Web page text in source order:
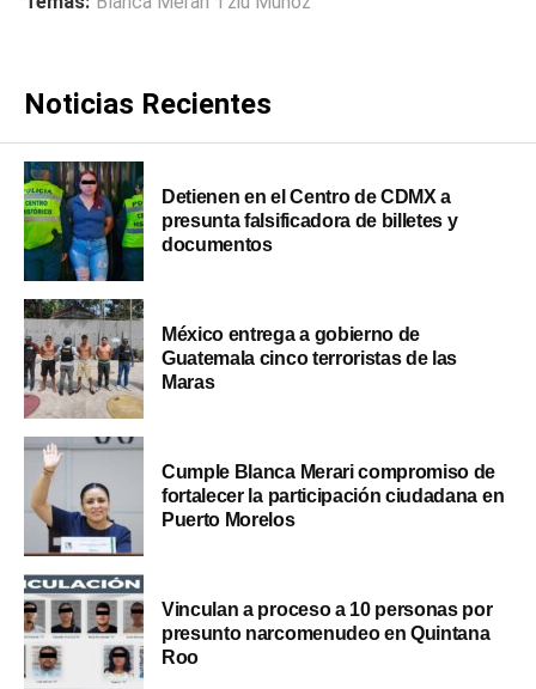
Noticias Recientes
Detienen en el Centro de CDMX a
presunta falsificadora de billetes y
documentos
México entrega a gobierno de
Guatemala cinco terroristas de las
Maras
Cumple Blanca Merari compromiso de
fortalecer la participación ciudadana en
Puerto Morelos
Vinculan a proceso a 10 personas por
presunto narcomenudeo en Quintana
Roo